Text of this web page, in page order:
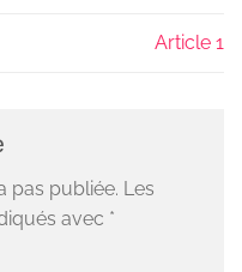
Article 1
pas publiée. Les
avec *